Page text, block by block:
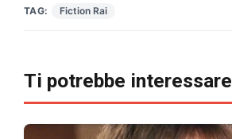
TAG: Fiction Rai
Ti potrebbe interessare